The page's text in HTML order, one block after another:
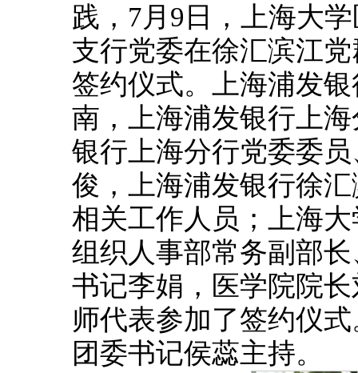
践，7月9日，上海大
支行党委在徐汇滨江
签约仪式。上海浦发
南，上海浦发银行上
银行上海分行党委委
俊，上海浦发银行徐
相关工作人员；上海
组织人事部常务副部
书记李娟，医学院院
师代表参加了签约仪
团委书记侯蕊主持。